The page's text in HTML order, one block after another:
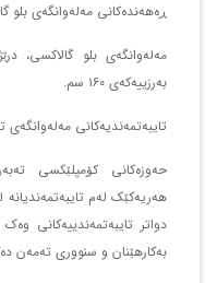
ڕەهەندەکانی مەلەوانگەی بلو
بەرزییەکەی ١٦٠ سم.
تایبەتمەندیەکانی مەلەوانگەی
حەوزەکانی کۆمپلێکسی
هەریەکێک لەم تایبەتمەندیانە
دواتر تایبەتمەندییەکانی
بەکارهێنان و سنووری تەمەن